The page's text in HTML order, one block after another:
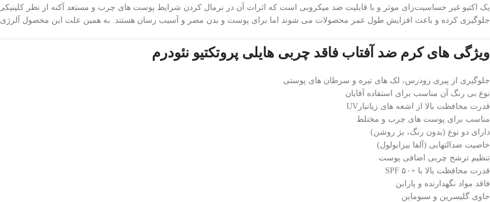
یک اکتیو غیر حساسیت‌زای موثر و با قابلیت ضد میکروبی است که اثرات آن در نرمال کردن شرایط پوست های چرب و مستعد آکنه از نظر کلینیکی
جلوگیری کرده و باعث افزایش طول عمر محصولات می شوند اما برای پوست و بدن مضر و آسیب رسان هستند. به همین علت این محصول آلرژی
ویژگی های کرم ضد آفتاب فاقد چربی هایلی پروتکتیو نئودرم
جلوگیری از پیری زودرس، لک های تیره و سرطان های پوستی
نوع بی رنگ آن مناسب برای استفاده آقایان
قدرت محافظت بالا از اشعه های زیانبارUV
مناسب برای پوست های چرب و مختلط
دارای دو نوع (بدون رنگ، بژ روشن)
خاصیت ضدالتهابی (آلفا بیزابولول)
تنظیم ترشح چربی اضافی پوست
قدرت محافظت بالا با +SPF ۵۰
فاقد مواد نگهدارنده و پارابن
حاوی گلیسرین و سبوماین